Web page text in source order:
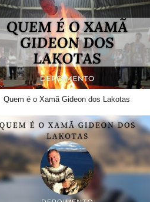
Quem é o Xamã Gideon dos Lakotas